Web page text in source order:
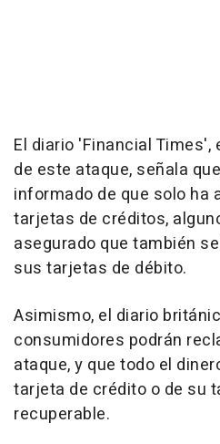
El diario 'Financial
de este ataque, señala
informado de que solo ha
tarjetas de créditos,
asegurado que también
sus tarjetas de débito.
Asimismo, el diario
consumidores podrán
ataque, y que todo el
tarjeta de crédito o de su
recuperable.